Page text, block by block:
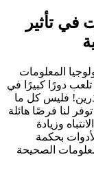
في تأثير
المعلومات
تلعب دورًا كبيرًا في
فليس كل ما
لنا فرصًا هائلة
وزيادة
بحكمة
الصحيحة